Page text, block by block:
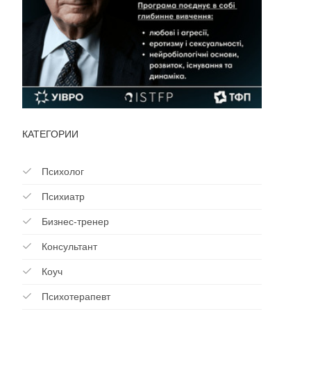
КАТЕГОРИИ
Психолог
Психиатр
Бизнес-тренер
Консультант
Коуч
Психотерапевт